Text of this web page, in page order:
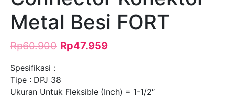
Metal Besi FORT
Rp60.900 Rp47.959
Spesifikasi :
Tipe : DPJ 38
Ukuran Untuk Fleksible (Inch) = 1-1/2″